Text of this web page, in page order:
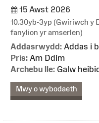
15 Awst 2026
10.30yb-3yp (Gwiriwch y
fanylion yr amserlen)
Addasrwydd: Addas i
Pris: Am Ddim
Archebu lle: Galw
Mwy o wybodaeth